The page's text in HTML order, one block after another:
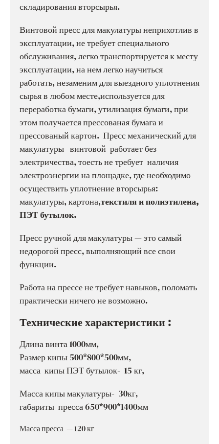
складирования вторсырья.
Винтовой пресс для макулатуры неприхотлив в
эксплуатации, не требует специального
обслуживания, легко транспортируется к месту
эксплуатации, на нем легко научиться
работать, незаменим для выездного уплотнения
сырья в любом месте,используется для
переработка бумаги, утилизация бумаги, при
этом получается прессованая бумага и
прессованый картон. Пресс механический для
макулатуры винтовой работает без
электричества, тоесть не требует наличия
электроэнергии на площадке, где необходимо
осуществить уплотнение вторсырья:
макулатуры, картона,текстиля и полиэтилена,
ПЭТ бутылок.
Пресс ручной для макулатуры — это самый
недорогой пресс, выполняющий все свои
функции.
Работа на прессе не требует навыков, поломать
практически ничего не возможно.
Технические характеристики :
Длина винта 1000мм,
Размер кипы 500*800*500мм,
масса кипы ПЭТ бутылок- 15 кг,
Масса кипы макулатуры- 30кг,
габариты пресса 650*900*1400мм
Масса пресса — 120 кг